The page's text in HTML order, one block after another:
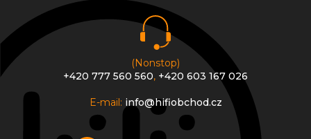
(Nonstop)
+420 777 560 560, +420 603 167 026
E-mail: info@hifiobchod.cz